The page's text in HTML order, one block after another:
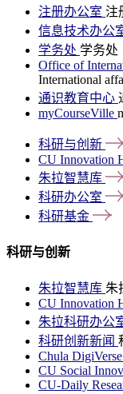
注册办公室 注
信息技术办公
学务处 学务处
Office of
International
通识教育中心
myCourseVille
科研与创新
CU Innovation
朱拉智慧库
科研办公室
科研基金
科研与创新
朱拉智慧库 朱
CU Innovation
朱拉科研办公
科研创新新闻
Chula DigiVerse
CU Social
CU-Daily